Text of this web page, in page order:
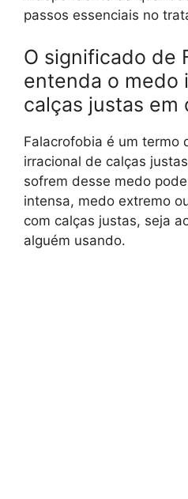
passos essenciais no
O significado de
entenda o medo
calças justas em
Falacrofobia é um termo
irracional de calças
sofrem desse medo
intensa, medo extremo
com calças justas, seja
alguém usando.